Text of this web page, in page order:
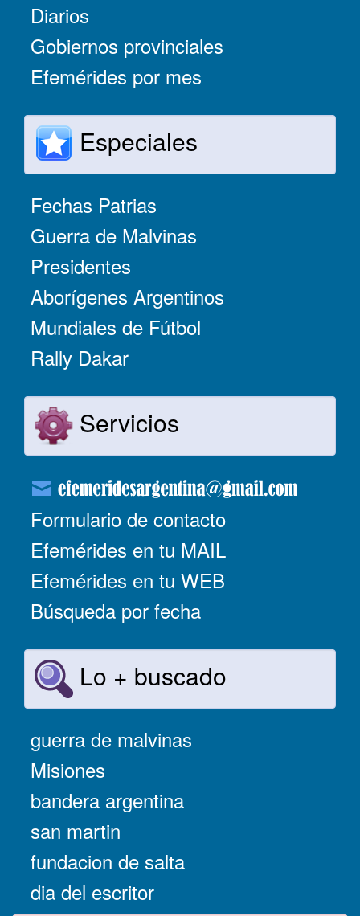
Diarios
Gobiernos provinciales
Efemérides por mes
Especiales
Fechas Patrias
Guerra de Malvinas
Presidentes
Aborígenes Argentinos
Mundiales de Fútbol
Rally Dakar
Servicios
Formulario de contacto
Efemérides en tu MAIL
Efemérides en tu WEB
Búsqueda por fecha
Lo + buscado
guerra de malvinas
Misiones
bandera argentina
san martin
fundacion de salta
dia del escritor